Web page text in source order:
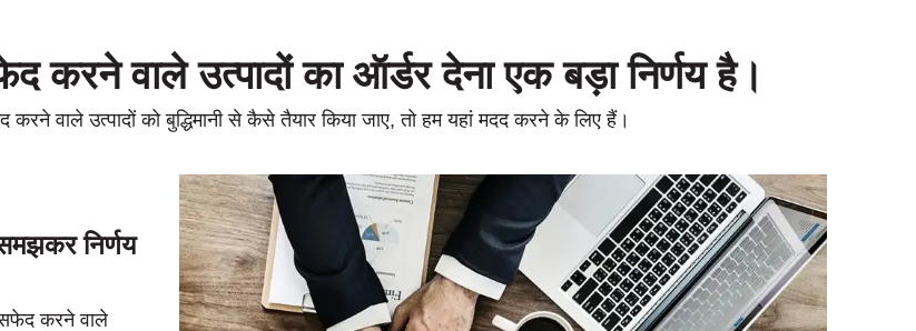
करने वाले उत्पादों का ऑर्डर देना एक बड़ा निर्णय है।
वाले उत्पादों को बुद्धिमानी से कैसे तैयार किया जाए, तो हम यहां मदद करने के लिए हैं।
निर्णय
सफेद करने वाले